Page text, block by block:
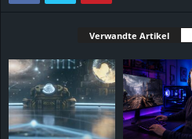
Verwandte Artikel